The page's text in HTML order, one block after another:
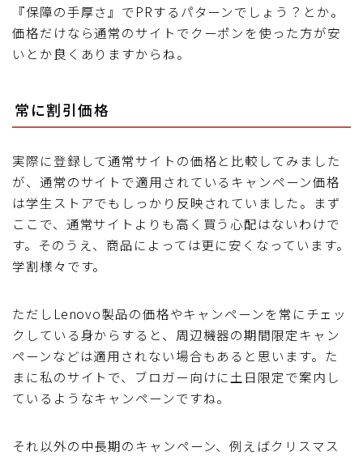
『保障の手厚さ』でPRするパターンでしょう？とか。
価格だけなら通常のサイトでクーポンを使った方が安
いとか良くありますからね。
常に割引価格
実際に登録して通常サイトの価格と比較してみました
が、通常のサイトで適用されているキャンペーン価格
は学生ストアでもしっかり反映されていました。まず
ここで、通常サイトよりも高く買う心配はないわけで
す。そのうえ、商品によっては更に安くなっています。
学割様々です。
ただしLenovo製品の価格やキャンペーンを常にチェッ
クしている身からすると、周辺機器の期間限定キャン
ペーンなどは適用されない場合もあると思います。た
まに私のサイトで、ブロガー向けに土日限定で案内し
ているようなキャンペーンですね。
それ以外の中長期のキャンペーン、例えばクリスマス